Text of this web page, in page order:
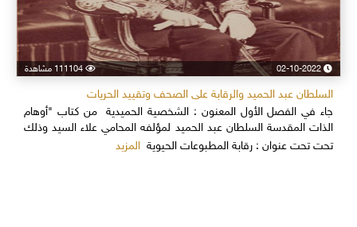
02-10-2022 111104 مشاهدة
السلطان عبد الحميد والرقابة على الصحف وتقييد الحريات
جاء في الفصل الأول المعنون : الشخصية الحميدية من كتاب "أوهام
الذات المقدسة السلطان عبد الحميد لمؤلفه المحامي علاء السيد وذلك
تحت تحت عنوان : رقابة المطبوعات الحيويةالمزيد